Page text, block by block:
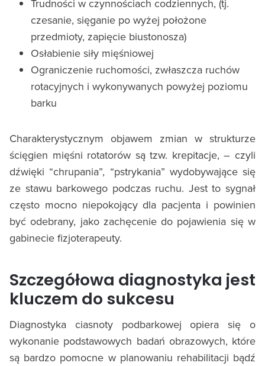
Trudności w czynnościach codziennych, (tj.
czesanie, sięganie po wyżej położone
przedmioty, zapięcie biustonosza)
Osłabienie siły mięśniowej
Ograniczenie ruchomości, zwłaszcza ruchów
rotacyjnych i wykonywanych powyżej poziomu
barku
Charakterystycznym objawem zmian w strukturze
ścięgien mięśni rotatorów są tzw. krepitacje, – czyli
dźwięki “chrupania”, “pstrykania” wydobywające się
ze stawu barkowego podczas ruchu. Jest to sygnał
często mocno niepokojący dla pacjenta i powinien
być odebrany, jako zachęcenie do pojawienia się w
gabinecie fizjoterapeuty.
Szczegółowa diagnostyka jest
kluczem do sukcesu
Diagnostyka ciasnoty podbarkowej opiera się o
wykonanie podstawowych badań obrazowych, które
są bardzo pomocne w planowaniu rehabilitacji bądź